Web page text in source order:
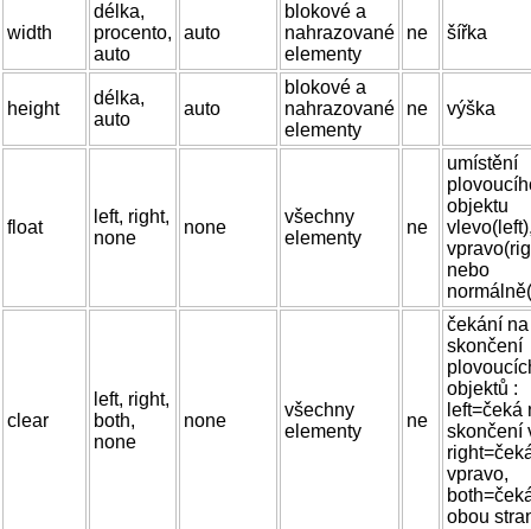
width
délka,
procento,
auto
auto
blokové a
nahrazované
elementy
ne šířka
height
délka,
auto
auto
blokové a
nahrazované
elementy
ne výška
float
left, right,
none
none
všechny
elementy
ne
umístění
objektu
nebo
clear
left, right,
both,
none
none
všechny
elementy
ne
čekání na
skončení
objektů :
left=čeká
skončení
vpravo,
obou